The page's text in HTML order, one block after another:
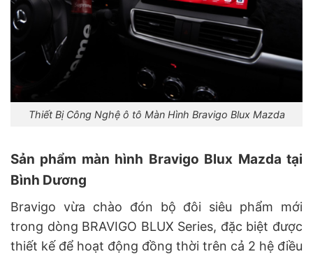
Thiết Bị Công Nghệ ô tô Màn Hình Bravigo Blux Mazda
Sản phẩm màn hình Bravigo Blux Mazda tại
Bình Dương
Bravigo vừa chào đón bộ đôi siêu phẩm mới
trong dòng BRAVIGO BLUX Series, đặc biệt được
thiết kế để hoạt động đồng thời trên cả 2 hệ điều